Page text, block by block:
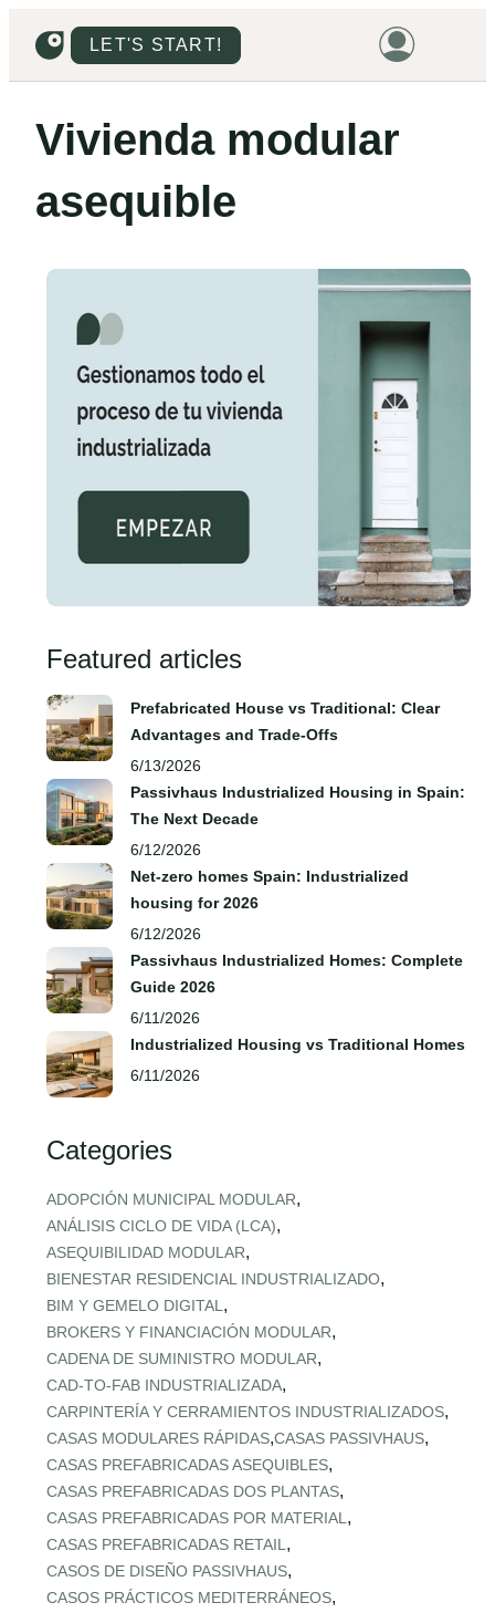
LET'S START!
PROJECTS
PRICES
Vivienda modular
asequible
Featured articles
Prefabricated House vs Traditional: Clear
Advantages and Trade‑Offs
6/13/2026
Passivhaus Industrialized Housing in Spain:
The Next Decade
6/12/2026
Net-zero homes Spain: Industrialized
housing for 2026
6/12/2026
Passivhaus Industrialized Homes: Complete
Guide 2026
6/11/2026
Industrialized Housing vs Traditional Homes
6/11/2026
Categories
ADOPCIÓN MUNICIPAL MODULAR,
ANÁLISIS CICLO DE VIDA (LCA),
ASEQUIBILIDAD MODULAR,
BIENESTAR RESIDENCIAL INDUSTRIALIZADO,
BIM Y GEMELO DIGITAL ,
BROKERS Y FINANCIACIÓN MODULAR,
CADENA DE SUMINISTRO MODULAR,
CAD‑TO‑FAB INDUSTRIALIZADA,
CARPINTERÍA Y CERRAMIENTOS INDUSTRIALIZADOS,
CASAS MODULARES RÁPIDAS,CASAS PASSIVHAUS,
CASAS PREFABRICADAS ASEQUIBLES,
CASAS PREFABRICADAS DOS PLANTAS,
CASAS PREFABRICADAS POR MATERIAL ,
CASAS PREFABRICADAS RETAIL ,
CASOS DE DISEÑO PASSIVHAUS,
CASOS PRÁCTICOS MEDITERRÁNEOS,